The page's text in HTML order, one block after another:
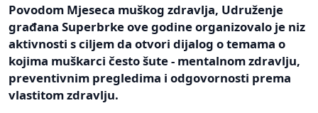
Povodom Mjeseca muškog zdravlja, Udruženje
građana Superbrke ove godine organizovalo je niz
aktivnosti s ciljem da otvori dijalog o temama o
kojima muškarci često šute - mentalnom zdravlju,
preventivnim pregledima i odgovornosti prema
vlastitom zdravlju.